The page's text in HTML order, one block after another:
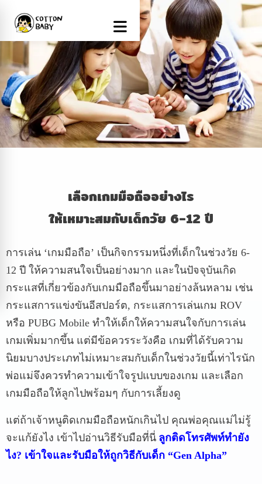
เลือกเกมมือถืออย่างไร
ให้เหมาะสมกับเด็กวัย 6-12 ปี
การเล่น ‘เกมมือถือ’ เป็นกิจกรรมหนึ่งที่เด็กในช่วงวัย 6-
12 ปี ให้ความสนใจเป็นอย่างมาก และในปัจจุบันเกิด
กระแสที่เกี่ยวข้องกับเกมมือถือขึ้นมาอย่างล้นหลาม เช่น
กระแสการแข่งขันอีสปอร์ต, กระแสการเล่นเกม ROV
หรือ PUBG Mobile ทำให้เด็กให้ความสนใจกับการเล่น
เกมเพิ่มมากขึ้น แต่มีข้อควรระวังคือ เกมที่ได้รับความ
นิยมบางประเภทไม่เหมาะสมกับเด็กในช่วงวัยนี้เท่าไรนัก
พ่อแม่จึงควรทำความเข้าใจรูปแบบของเกม และเลือก
เกมมือถือให้ลูกไปพร้อมๆ กับการเลี้ยงดู
แต่ถ้าเจ้าหนูติดเกมมือถือหนักเกินไป คุณพ่อคุณแม่ไม่รู้
จะแก้ยังไง เข้าไปอ่านวิธีรับมือที่นี่ ลูกติดโทรศัพท์ทำยัง
ไง? เข้าใจและรับมือให้ถูกวิธีกับเด็ก “Gen Alpha”